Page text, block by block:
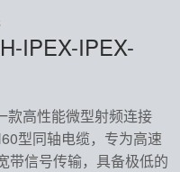
IPEX-IPEX-
款高性能微型射频连接
型同轴电缆，专为高速
带信号传输，具备极低的